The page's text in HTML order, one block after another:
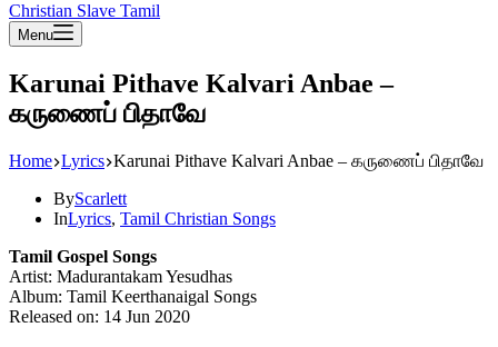
Christian Slave Tamil
Menu
Karunai Pithave Kalvari Anbae –
கருணைப் பிதாவே
Home Lyrics Karunai Pithave Kalvari Anbae – கருணைப் பிதாவே
ByScarlett
InLyrics, Tamil Christian Songs
Tamil Gospel Songs
Artist: Madurantakam Yesudhas
Album: Tamil Keerthanaigal Songs
Released on: 14 Jun 2020